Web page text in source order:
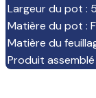
Largeur du pot :
Matière du pot :
Matière du
Produit assemblé